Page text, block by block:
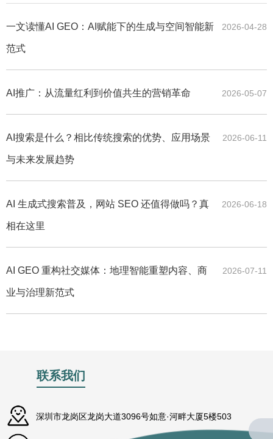
2026-04-28
一文读懂AI GEO：AI赋能下的生成与空间智能新
范式
2026-05-07
AI推广：从流量红利到价值共生的营销革命
2026-06-11
AI搜索是什么？相比传统搜索的优势、应用场景
与未来发展趋势
2026-06-18
AI 生成式搜索普及，网站 SEO 还值得做吗？真
相在这里
2026-07-11
AI GEO 重构社交媒体：地理智能重塑内容、商
业与治理新范式
联系我们
深圳市龙岗区龙岗大道3096号如意·河畔大厦5楼503